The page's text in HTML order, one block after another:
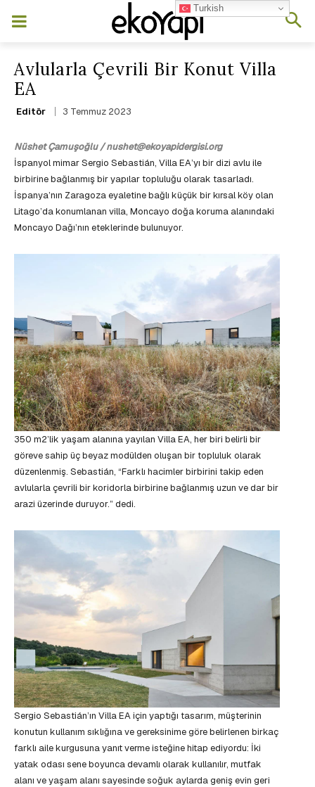
Avlularla Çevrili Bir Konut Villa
EA
Editör 3 Temmuz 2023
Nüshet Çamuşoğlu / nushet@ekoyapidergisi.org
İspanyol mimar Sergio Sebastián, Villa EA’yı bir dizi avlu ile
birbirine bağlanmış bir yapılar topluluğu olarak tasarladı.
İspanya’nın Zaragoza eyaletine bağlı küçük bir kırsal köy olan
Litago’da konumlanan villa, Moncayo doğa koruma alanındaki
Moncayo Dağı’nın eteklerinde bulunuyor.
350 m2’lik yaşam alanına yayılan Villa EA, her biri belirli bir
göreve sahip üç beyaz modülden oluşan bir topluluk olarak
düzenlenmiş. Sebastián, “Farklı hacimler birbirini takip eden
avlularla çevrili bir koridorla birbirine bağlanmış uzun ve dar bir
arazi üzerinde duruyor.” dedi.
Sergio Sebastián’ın Villa EA için yaptığı tasarım, müşterinin
konutun kullanım sıklığına ve gereksinime göre belirlenen birkaç
farklı aile kurgusuna yanıt verme isteğine hitap ediyordu: İki
yatak odası sene boyunca devamlı olarak kullanılır, mutfak
alanı ve yaşam alanı sayesinde soğuk aylarda geniş evin geri
Turkish